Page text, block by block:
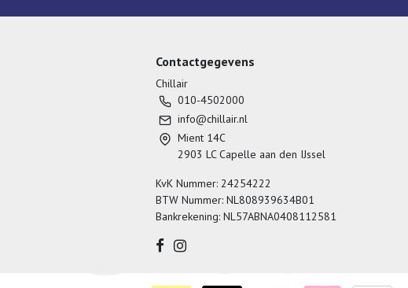
Contactgegevens
Chillair
010-4502000
info@chillair.nl
Mient 14C
2903 LC Capelle aan den IJssel
KvK Nummer: 24254222
BTW Nummer: NL808939634B01
Bankrekening: NL57ABNA0408112581